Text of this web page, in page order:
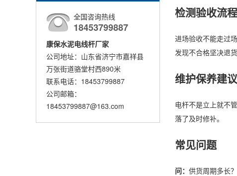
全国咨询热线
18453799887
康保水泥电线杆厂家
公司地址：山东省济宁市嘉祥县
万张街道骆堂村西890米
联系电话：18453799887
公司邮箱：
18453799887@163.com
检测验收流程
进场验收不能走过
发现不合格坚决退
维护保养建议
电杆不是立上就不
落了及时修补。
常见问题
问： 供货周期多长？